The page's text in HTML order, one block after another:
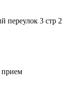
переулок 3 стр 2